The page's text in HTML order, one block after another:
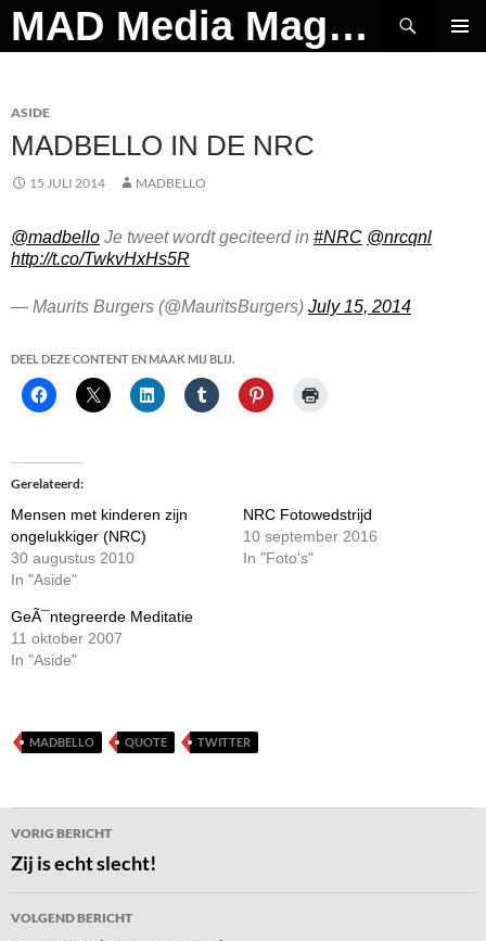
Ga
naar
MAD Media Magazine
Zoeken
ASIDE
MADBELLO IN DE NRC
15 JULI 2014 MADBELLO
@madbello Je tweet wordt geciteerd in #NRC @nrcqnl
http://t.co/TwkvHxHs5R
— Maurits Burgers (@MauritsBurgers) July 15, 2014
DEEL DEZE CONTENT EN MAAK MIJ BLIJ.
Gerelateerd
Mensen met kinderen zijn
ongelukkiger (NRC)
30 augustus 2010
In "Aside"
NRC Fotowedstrijd
10 september 2016
In "Foto's"
GeÃ¯ntegreerde Meditatie
11 oktober 2007
In "Aside"
MADBELLO QUOTE TWITTER
Bericht
navigatie
VORIG BERICHT
Zij is echt slecht!
VOLGEND BERICHT